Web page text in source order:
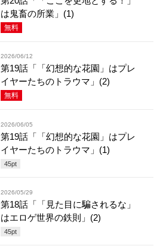
は鬼畜の所業」(1)
無料
2026/06/12
第19話「「幻想的な花園」はプレ
イヤーたちのトラウマ」(2)
無料
2026/06/05
第19話「「幻想的な花園」はプレ
イヤーたちのトラウマ」(1)
45pt
2026/05/29
第18話「「見た目に騙されるな」
はエロゲ世界の鉄則」(2)
45pt